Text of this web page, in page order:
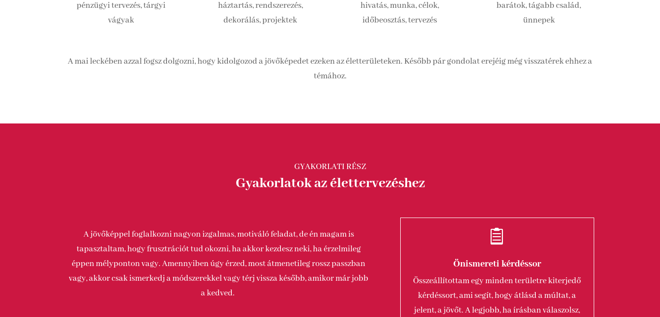
pénzügyi tervezés, tárgyi
vágyak
háztartás, rendszerezés,
dekorálás, projektek
hivatás, munka, célok,
időbeosztás, tervezés
barátok, tágabb család,
ünnepek
A mai leckében azzal fogsz dolgozni, hogy kidolgozod a jövőképedet ezeken az életterületeken. Később pár gondolat erejéig még visszatérek ehhez a
témához.
GYAKORLATI RÉSZ
Gyakorlatok az élettervezéshez
A jövőképpel foglalkozni nagyon izgalmas, motiváló feladat, de én magam is
tapasztaltam, hogy frusztrációt tud okozni, ha akkor kezdesz neki, ha érzelmileg
éppen mélyponton vagy. Amennyiben úgy érzed, most átmenetileg rossz passzban
vagy, akkor csak ismerkedj a módszerekkel vagy térj vissza később, amikor már jobb
a kedved.

Önismereti kérdéssor
Összeállítottam egy minden területre kiterjedő
kérdéssort, ami segít, hogy átlásd a múltat, a
jelent, a jövőt. A legjobb, ha írásban válaszolsz,